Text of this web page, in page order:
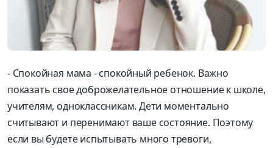
- Спокойная мама - спокойный ребенок. Важно
показать свое доброжелательное отношение к школе,
учителям, одноклассникам. Дети моментально
считывают и перенимают ваше состояние. Поэтому
если вы будете испытывать много тревоги,